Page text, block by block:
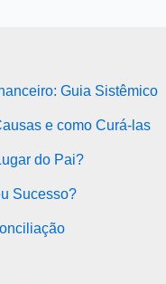
Guia Sistêmico
e como Curá-las
do Pai?
Sucesso?